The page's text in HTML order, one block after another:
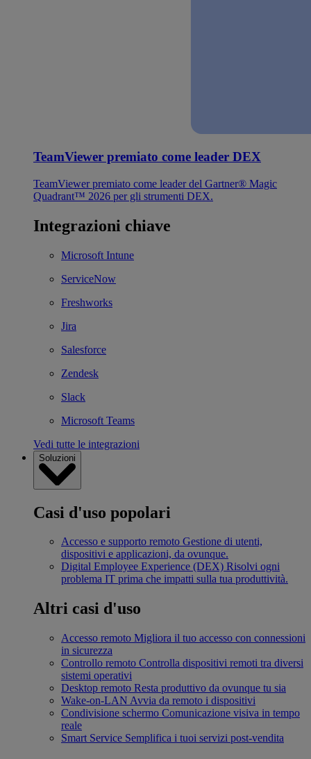
TeamViewer premiato come leader DEX
TeamViewer premiato come leader del Gartner® Magic
Quadrant™ 2026 per gli strumenti DEX.
Integrazioni chiave
Microsoft Intune
ServiceNow
Freshworks
Jira
Salesforce
Zendesk
Slack
Microsoft Teams
Vedi tutte le integrazioni
Soluzioni
Casi d'uso popolari
Accesso e supporto remoto Gestione di utenti,
dispositivi e applicazioni, da ovunque.
Digital Employee Experience (DEX) Risolvi ogni
problema IT prima che impatti sulla tua produttività.
Altri casi d'uso
Accesso remoto Migliora il tuo accesso con connessioni
in sicurezza
Controllo remoto Controlla dispositivi remoti tra diversi
sistemi operativi
Desktop remoto Resta produttivo da ovunque tu sia
Wake-on-LAN Avvia da remoto i dispositivi
Condivisione schermo Comunicazione visiva in tempo
reale
Smart Service Semplifica i tuoi servizi post-vendita